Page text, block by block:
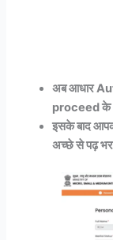
अब आधार
proceed के
इसके बाद
अच्छे से पढ़ भर